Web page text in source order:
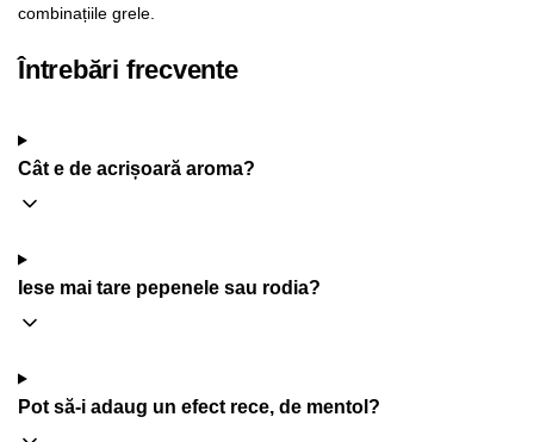
combinațiile grele.
Întrebări frecvente
Cât e de acrișoară aroma?
Iese mai tare pepenele sau rodia?
Pot să-i adaug un efect rece, de mentol?